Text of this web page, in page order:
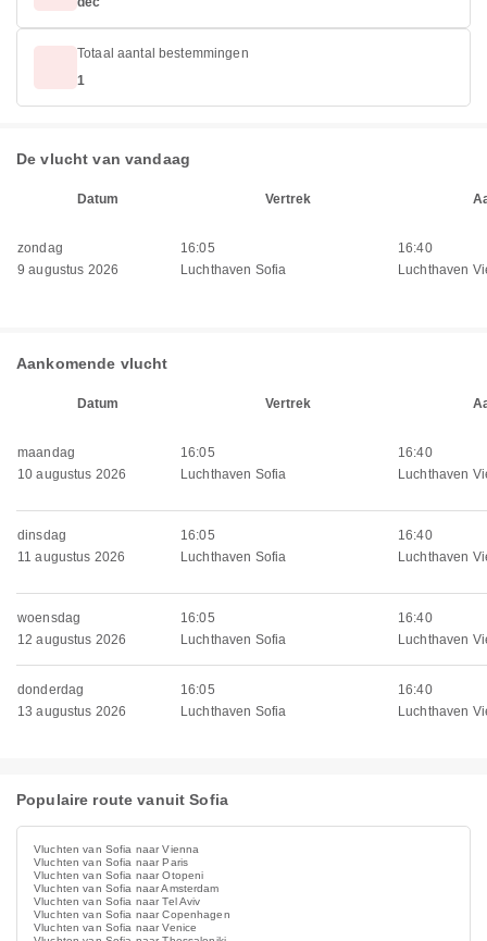
Totaal aantal bestemmingen
1
De vlucht van vandaag
Datum Vertrek
zondag
9 augustus 2026
16:05
Luchthaven Sofia
16:40
Luchthaven
Aankomende vlucht
Datum Vertrek
maandag
10 augustus 2026
16:05
Luchthaven Sofia
16:40
Luchthaven
dinsdag
11 augustus 2026
16:05
Luchthaven Sofia
16:40
Luchthaven
woensdag
12 augustus 2026
16:05
Luchthaven Sofia
16:40
Luchthaven
donderdag
13 augustus 2026
16:05
Luchthaven Sofia
16:40
Luchthaven
Populaire route vanuit Sofia
Vluchten van Sofia naar Vienna
Vluchten van Sofia naar Paris
Vluchten van Sofia naar Otopeni
Vluchten van Sofia naar Amsterdam
Vluchten van Sofia naar Tel Aviv
Vluchten van Sofia naar Copenhagen
Vluchten van Sofia naar Venice